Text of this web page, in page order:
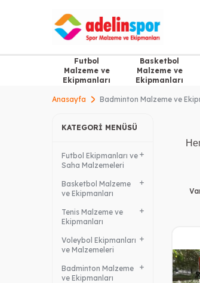
Futbol
Malzeme ve
Ekipmanları
Basketbol
Malzeme ve
Ekipmanları
Anasayfa Badminton Malzeme ve
KATEGORI MENÜSÜ
Futbol Ekipmanları ve
Saha Malzemeleri
Basketbol Malzeme
ve Ekipmanları
Tenis Malzeme ve
Ekipmanları
Voleybol Ekipmanları
ve Malzemeleri
Badminton Malzeme
ve Ekipmanları